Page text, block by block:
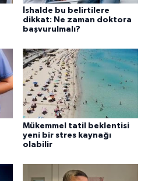
İshalde bu belirtilere
dikkat: Ne zaman doktora
başvurulmalı?
Mükemmel tatil beklentisi
yeni bir stres kaynağı
olabilir